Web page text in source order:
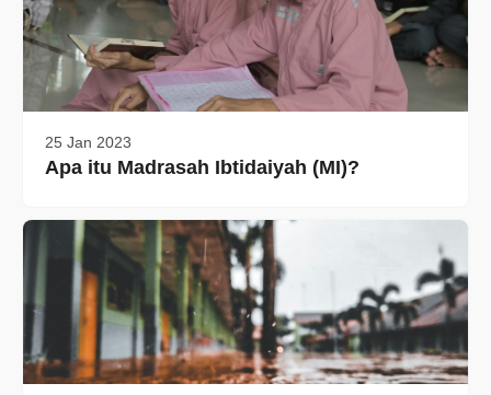
25 Jan 2023
Apa itu Madrasah Ibtidaiyah (MI)?